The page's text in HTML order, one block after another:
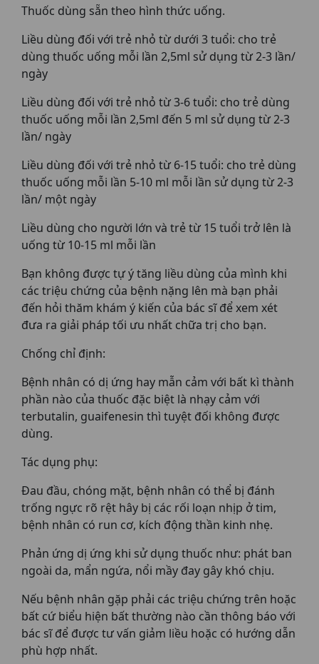
Thuốc dùng sẵn theo hình thức uống.
Liều dùng đối với trẻ nhỏ từ dưới 3 tuổi: cho trẻ
dùng thuốc uống mỗi lần 2,5ml sử dụng từ 2-3 lần/
ngày
Liều dùng đối với trẻ nhỏ từ 3-6 tuổi: cho trẻ dùng
thuốc uống mỗi lần 2,5ml đến 5 ml sử dụng từ 2-3
lần/ ngày
Liều dùng đối với trẻ nhỏ từ 6-15 tuổi: cho trẻ dùng
thuốc uống mỗi lần 5-10 ml mỗi lần sử dụng từ 2-3
lần/ một ngày
Liều dùng cho người lớn và trẻ từ 15 tuổi trở lên là
uống từ 10-15 ml mỗi lần
Bạn không được tự ý tăng liều dùng của mình khi
các triệu chứng của bệnh nặng lên mà bạn phải
đến hỏi thăm khám ý kiến của bác sĩ để xem xét
đưa ra giải pháp tối ưu nhất chữa trị cho bạn.
Chống chỉ định:
Bệnh nhân có dị ứng hay mẫn cảm với bất kì thành
phần nào của thuốc đặc biệt là nhạy cảm với
terbutalin, guaifenesin thì tuyệt đối không được
dùng.
Tác dụng phụ:
Đau đầu, chóng mặt, bệnh nhân có thể bị đánh
trống ngực rõ rệt hây bị các rối loạn nhịp ở tim,
bệnh nhân có run cơ, kích động thần kinh nhẹ.
Phản ứng dị ứng khi sử dụng thuốc như: phát ban
ngoài da, mẩn ngứa, nổi mầy đay gây khó chịu.
Nếu bệnh nhân gặp phải các triệu chứng trên hoặc
bất cứ biểu hiện bất thường nào cần thông báo với
bác sĩ để được tư vấn giảm liều hoặc có hướng dẫn
phù hợp nhất.